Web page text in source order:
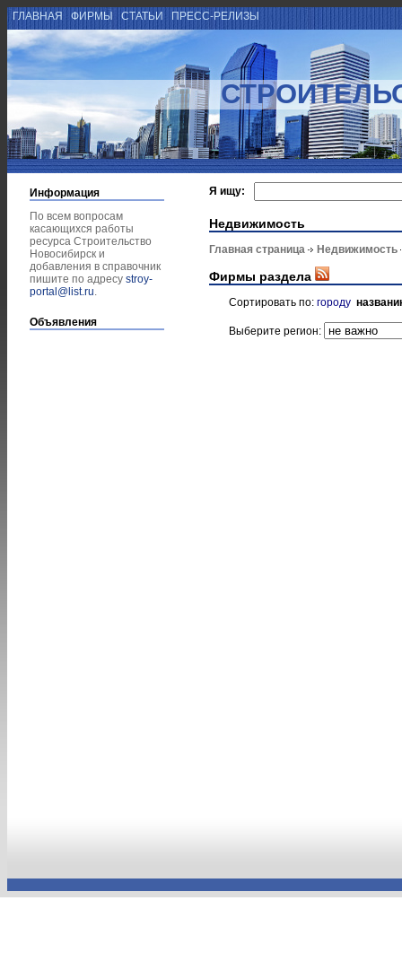
ГЛАВНАЯ ФИРМЫ СТАТЬИ ПРЕСС-РЕЛИЗЫ
Информация
По всем вопросам
касающихся работы
ресурса Строительство
Новосибирск и
добавления в справочник
пишите по адресу stroy-
portal@list.ru.
Объявления
Я ищу:
Недвижимость
Главная страница Недвижимость
Фирмы раздела
Сортировать по: городу
Выберите регион: